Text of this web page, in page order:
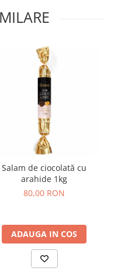
Salam de ciocolată cu
arahide 1kg
80,00 RON
ADAUGA IN COS